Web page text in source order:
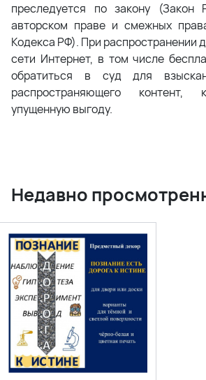
преследуется по закону
авторском праве и смежных
Кодекса РФ). При распространении
сети Интернет, в том числе
обратиться в суд для
распространяющего контент,
упущенную выгоду.
Недавно